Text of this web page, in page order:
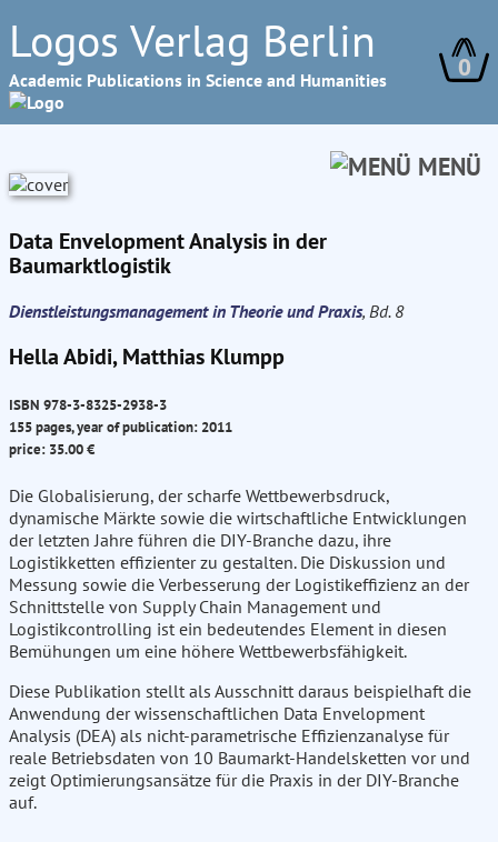
Logos Verlag Berlin
Academic Publications in Science and Humanities 0
MENÜ
Data Envelopment Analysis in der
Baumarktlogistik
Dienstleistungsmanagement in Theorie und Praxis, Bd. 8
Hella Abidi, Matthias Klumpp
ISBN 978-3-8325-2938-3
155 pages, year of publication: 2011
price: 35.00 €
Die Globalisierung, der scharfe Wettbewerbsdruck,
dynamische Märkte sowie die wirtschaftliche Entwicklungen
der letzten Jahre führen die DIY-Branche dazu, ihre
Logistikketten effizienter zu gestalten. Die Diskussion und
Messung sowie die Verbesserung der Logistikeffizienz an der
Schnittstelle von Supply Chain Management und
Logistikcontrolling ist ein bedeutendes Element in diesen
Bemühungen um eine höhere Wettbewerbsfähigkeit.
Diese Publikation stellt als Ausschnitt daraus beispielhaft die
Anwendung der wissenschaftlichen Data Envelopment
Analysis (DEA) als nicht-parametrische Effizienzanalyse für
reale Betriebsdaten von 10 Baumarkt-Handelsketten vor und
zeigt Optimierungsansätze für die Praxis in der DIY-Branche
auf.